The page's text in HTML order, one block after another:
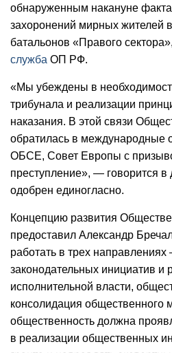
обнаруженным накануне
захоронений мирных жителей
батальонов «Правого
служба ОП РФ.
«Мы убеждены в
трибунала и реализации
наказания. В этой связи
обратилась в международные
ОБСЕ, Совет Европы с
преступление», — говорится в
одобрен единогласно.
Концепцию развития
предоставил Александр
работать в трех направлениях
законодательных инициатив и
исполнительной власти,
консолидация общественного
общественность должна
в реализации общественных